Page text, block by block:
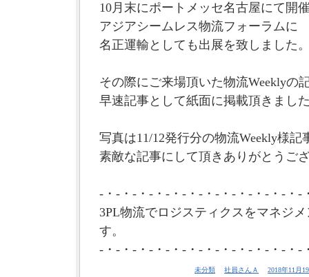
10月末にポートメッセ名古屋にて開
アジアシームレス物流フォーラムに
名正運輸としても出展を致しました
その際にご来場頂いた物流Weeklyの
早速記事として紙面に掲載頂きまし
写真は11/12発行分の物流Weekly様記
素敵な記事にして頂きありがとうご
-・-・-・-・-・-・-・-・-・-・-・-・-
3PL物流でロジスティクスをマネジ
す。
-・-・-・-・-・-・-・-・-・-・-・-・-
未分類 社員さんＡ 2018年11月